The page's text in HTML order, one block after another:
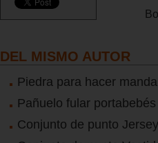
DEL MISMO AUTOR
Piedra para hacer
Pañuelo fular portabebés
Conjunto de punto